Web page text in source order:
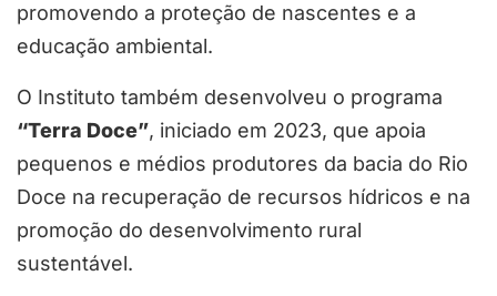
promovendo a proteção de nascentes e a
educação ambiental.
O Instituto também desenvolveu o programa
“Terra Doce”, iniciado em 2023, que apoia
pequenos e médios produtores da bacia do Rio
Doce na recuperação de recursos hídricos e na
promoção do desenvolvimento rural
sustentável.